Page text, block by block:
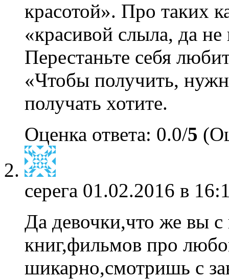
красотой». Про таких
«красивой слыла, да
Перестаньте себя
«Чтобы получить,
получать хотите.
Оценка ответа: 0.0/5
серега 01.02.2016 в
Да девочки,что же вы с
книг,фильмов про
шикарно,смотришь с